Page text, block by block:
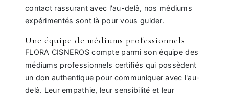
contact rassurant avec l'au-delà, nos médiums
expérimentés sont là pour vous guider.
Une équipe de médiums professionnels
FLORA CISNEROS compte parmi son équipe des
médiums professionnels certifiés qui possèdent
un don authentique pour communiquer avec l'au-
delà. Leur empathie, leur sensibilité et leur